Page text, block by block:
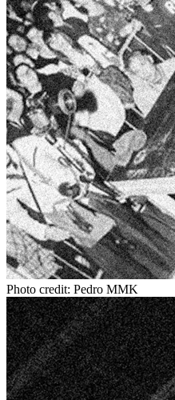
Photo credit: Pedro MMK